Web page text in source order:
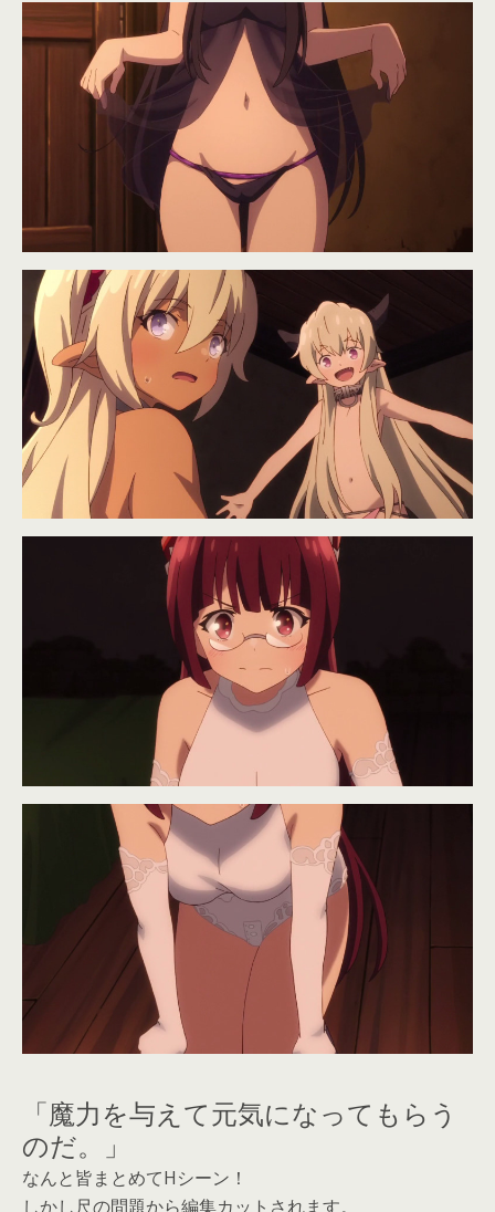
「魔力を与えて元気になってもらう
のだ。」
なんと皆まとめてHシーン！
しかし尺の問題から編集カットされます。